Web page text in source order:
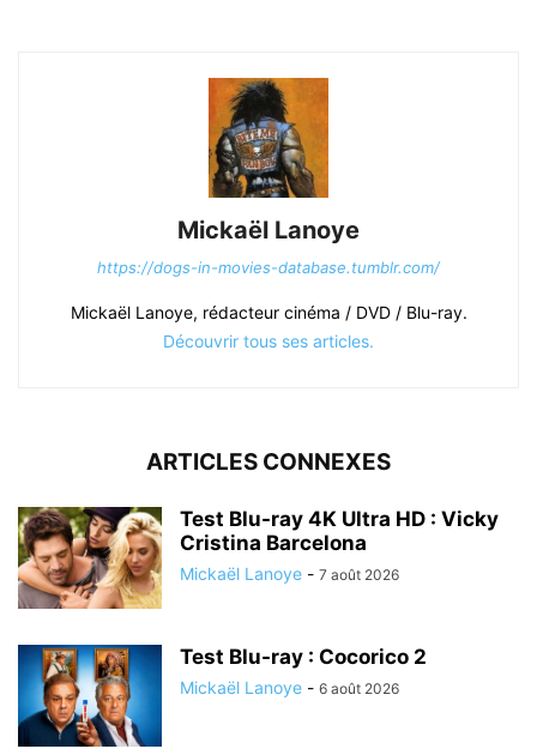
Mickaël Lanoye
https://dogs-in-movies-database.tumblr.com/
Mickaël Lanoye, rédacteur cinéma / DVD / Blu-ray.
Découvrir tous ses articles.
ARTICLES CONNEXES
Test Blu-ray 4K Ultra HD : Vicky
Cristina Barcelona
Mickaël Lanoye - 7 août 2026
Test Blu-ray : Cocorico 2
Mickaël Lanoye - 6 août 2026